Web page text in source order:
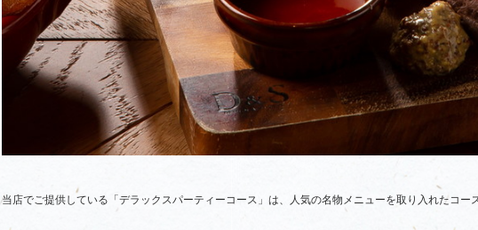
当店でご提供している「デラックスパーティーコース」は、人気の名物メニューを取り入れたコース